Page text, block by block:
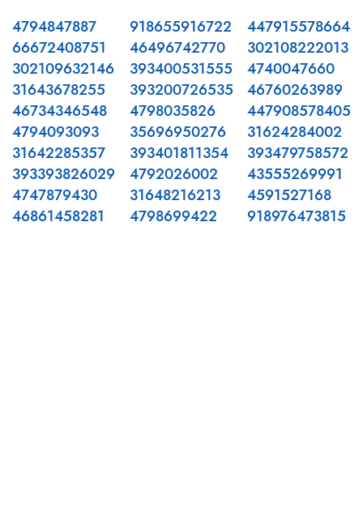
4794847887
66672408751
302109632146
31643678255
46734346548
4794093093
31642285357
393393826029
4747879430
46861458281
918655916722
46496742770
393400531555
393200726535
4798035826
35696950276
393401811354
4792026002
31648216213
4798699422
447915578664
302108222013
4740047660
46760263989
447908578405
31624284002
393479758572
43555269991
4591527168
918976473815